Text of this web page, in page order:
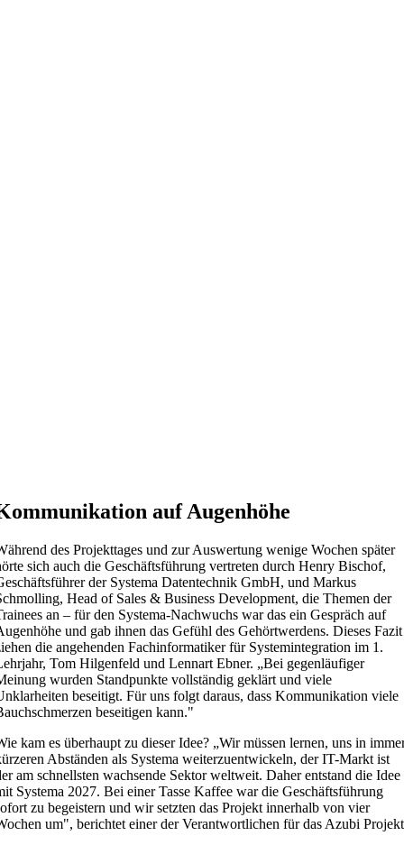
auf Augenhöhe
des Projekttages und zur Auswertung wenige Wochen später
sich auch die Geschäftsführung vertreten durch Henry Bischof,
der Systema Datentechnik GmbH, und Markus
Head of Sales & Business Development, die Themen der
an – für den Systema-Nachwuchs war das ein Gespräch auf
und gab ihnen das Gefühl des Gehörtwerdens. Dieses Fazit
die angehenden Fachinformatiker für Systemintegration im 1.
Tom Hilgenfeld und Lennart Ebner. „Bei gegenläufiger
wurden Standpunkte vollständig geklärt und viele
beseitigt. Für uns folgt daraus, dass Kommunikation viele
beseitigen kann."
kam es überhaupt zu dieser Idee? „Wir müssen lernen, uns in
Abständen als Systema weiterzuentwickeln, der IT-Markt ist
am schnellsten wachsende Sektor weltweit. Daher entstand die Idee
Systema 2027. Bei einer Tasse Kaffee war die Geschäftsführung
zu begeistern und wir setzten das Projekt innerhalb von vier
um", berichtet einer der Verantwortlichen für das Azubi